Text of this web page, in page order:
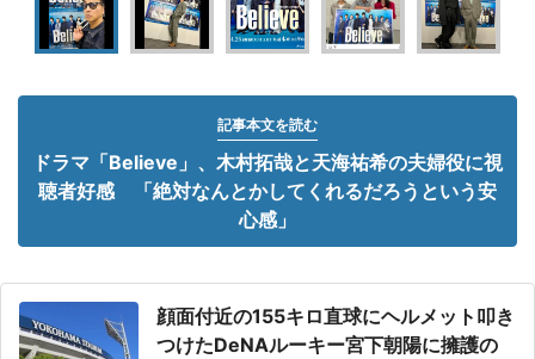
記事本文を読む
ドラマ「Believe」、木村拓哉と天海祐希の夫婦役に視
聴者好感 「絶対なんとかしてくれるだろうという安
心感」
顔面付近の155キロ直球にヘルメット叩き
つけたDeNAルーキー宮下朝陽に擁護の